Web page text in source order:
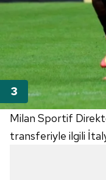
Milan Sportif
transferiyle ilgili